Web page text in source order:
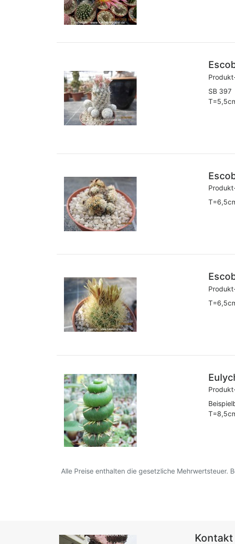
SB 397
Alle Preise enthalten die gesetzliche Mehrwertsteuer.
Kontakt